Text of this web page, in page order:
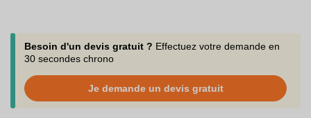
votre entreprise pour que votre agenda soit à votre
image.L'agenda photo personnalisé est le moyen idéal de
capturer vos meilleurs souvenirs tout en restant organisé tout au
vous pouvez planifier votre emploi du temps selon vos besoins et
compléter votre agenda avec jusqu’à 48 pages complémentaires
pour les comptes rendus de réunion, les espaces de notes, et
Besoin d'un devis gratuit ? Effectuez votre demande en
30 secondes chrono
Je demande un devis gratuit